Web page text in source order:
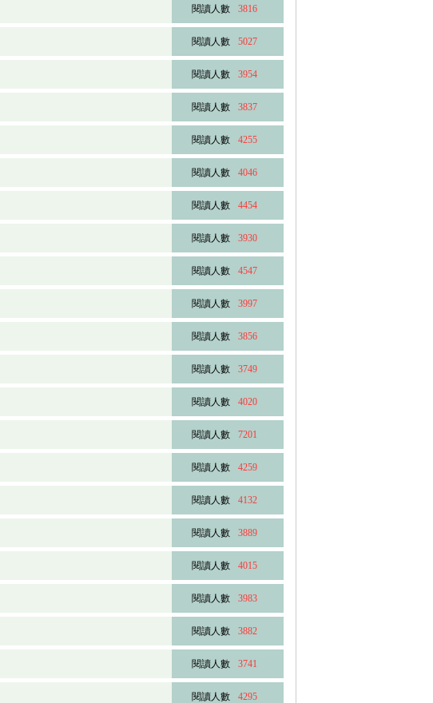
閱讀人數 3816
閱讀人數 5027
閱讀人數 3954
閱讀人數 3837
閱讀人數 4255
閱讀人數 4046
閱讀人數 4454
閱讀人數 3930
閱讀人數 4547
閱讀人數 3997
閱讀人數 3856
閱讀人數 3749
閱讀人數 4020
閱讀人數 7201
閱讀人數 4259
閱讀人數 4132
閱讀人數 3889
閱讀人數 4015
閱讀人數 3983
閱讀人數 3882
閱讀人數 3741
閱讀人數 4295